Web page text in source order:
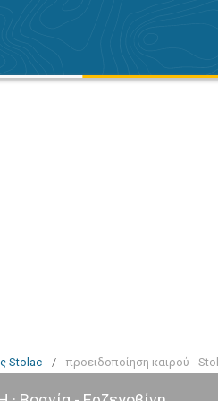
Stolac / προειδοποίηση καιρού -